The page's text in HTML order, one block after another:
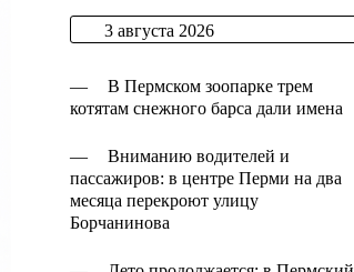
3 августа 2026
—
В Пермском зоопарке трем
котятам снежного барса дали имена
—
Вниманию водителей и
пассажиров: в центре Перми на два
месяца перекроют улицу
Борчанинова